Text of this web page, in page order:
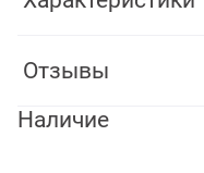
Отзывы
Наличие